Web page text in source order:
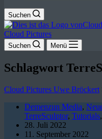
Suchen
Cloud Pictures
Suchen Menü
Schlagwort
Cloud Pictures Uwe Bröckert
Demenzun Media,
TerreSculptor, Tutorials,
28. Juli 2022
11. September 2022